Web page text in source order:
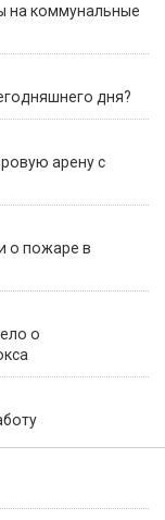
на коммунальные
дня?
арену с
о пожаре в
о